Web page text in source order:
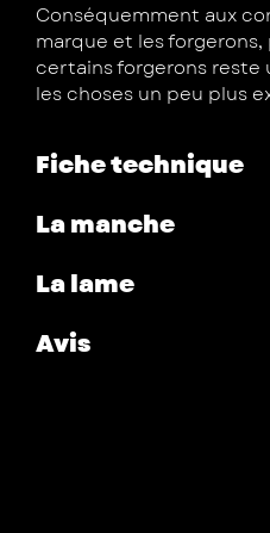
Conséquemment aux
marque et les
certains forgerons reste
les choses un peu plus
Fiche technique
La manche
La lame
Avis